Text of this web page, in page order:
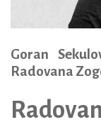
Goran
Radovana